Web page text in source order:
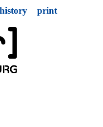
history
print